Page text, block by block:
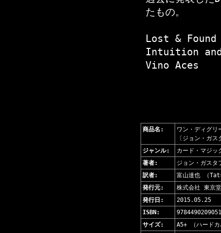
たもの。
Lost & Found
Intuition
Vino Aces
商品名:
ワン・ディグ
〔ジョン・ガ
ジャンル:
カード・マジッ
著者:
ジョン・ガス
訳者:
富山達也 （
発行元:
株式会社 東京
発行日:
2015.05.25
ISBN:
9784490209051
サイズ:
A5+ （ハードカ